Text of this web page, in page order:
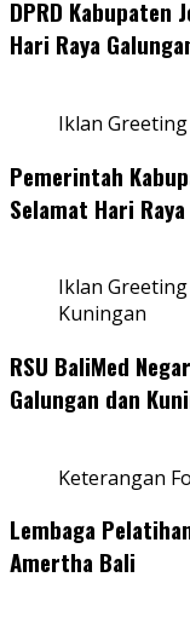
DPRD Kabupaten
Hari Raya
Iklan
Pemerintah
Selamat Hari
Iklan
Kuningan
RSU BaliMed
Galungan dan
Keterangan
Lembaga
Amertha Bali